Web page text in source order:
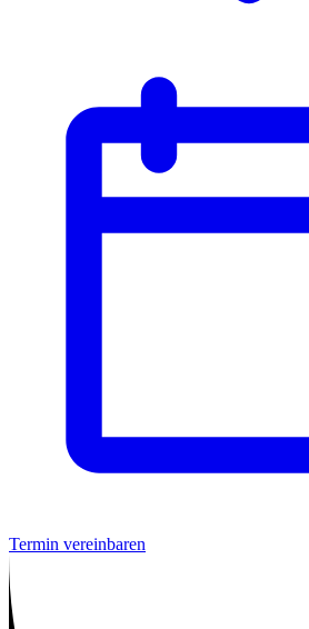
Termin vereinbaren